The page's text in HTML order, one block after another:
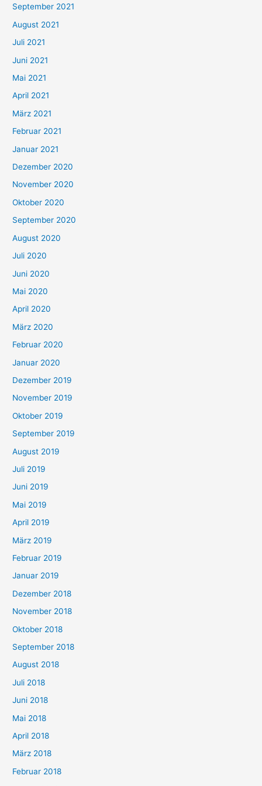
n
n
a
c
h
:
September 2021
August 2021
Juli 2021
Juni 2021
Mai 2021
April 2021
März 2021
Februar 2021
Januar 2021
Dezember 2020
November 2020
Oktober 2020
September 2020
August 2020
Juli 2020
Juni 2020
Mai 2020
April 2020
März 2020
Februar 2020
Januar 2020
Dezember 2019
November 2019
Oktober 2019
September 2019
August 2019
Juli 2019
Juni 2019
Mai 2019
April 2019
März 2019
Februar 2019
Januar 2019
Dezember 2018
November 2018
Oktober 2018
September 2018
August 2018
Juli 2018
Juni 2018
Mai 2018
April 2018
März 2018
Februar 2018